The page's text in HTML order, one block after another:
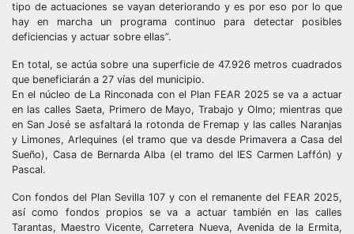
tipo de actuaciones se vayan deteriorando y es por eso por lo que
hay en marcha un programa continuo para detectar posibles
deficiencias y actuar sobre ellas”.
En total, se actúa sobre una superficie de 47.926 metros cuadrados
que beneficiarán a 27 vías del municipio.
En el núcleo de La Rinconada con el Plan FEAR 2025 se va a actuar
en las calles Saeta, Primero de Mayo, Trabajo y Olmo; mientras que
en San José se asfaltará la rotonda de Fremap y las calles Naranjas
y Limones, Arlequines (el tramo que va desde Primavera a Casa del
Sueño), Casa de Bernarda Alba (el tramo del IES Carmen Laffón) y
Pascal.
Con fondos del Plan Sevilla 107 y con el remanente del FEAR 2025,
así como fondos propios se va a actuar también en las calles
Tarantas, Maestro Vicente, Carretera Nueva, Avenida de la Ermita,